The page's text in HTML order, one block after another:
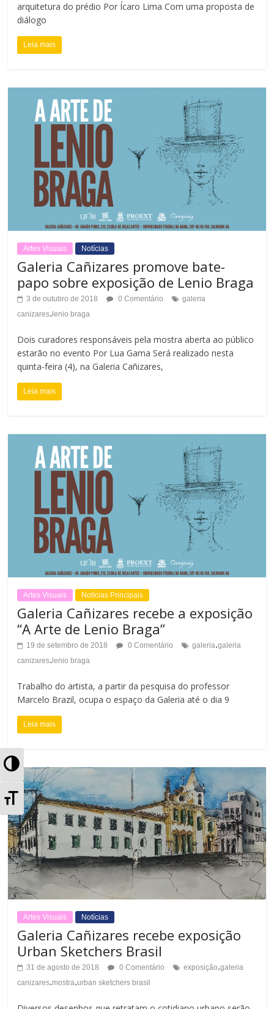
A
t
e
r
n
A
t
e
r
arquitetura do prédio Por Ícaro Lima Com uma proposta de
diálogo
Leia mais
Artes Visuais Notícias
Galeria Cañizares promove bate-
papo sobre exposição de Lenio Braga
3 de outubro de 2018 0 Comentário
galeria
canizares. lenio braga
Dois curadores responsáveis pela mostra aberta ao público
estarão no evento Por Lua Gama Será realizado nesta
quinta-feira (4), na Galeria Cañizares,
Leia mais
Artes Visuais Notícias Principais
Galeria Cañizares recebe a exposição
“A Arte de Lenio Braga”
19 de setembro de 2018 0 Comentário galeria.galeria
canizares. lenio braga
Trabalho do artista, a partir da pesquisa do professor
Marcelo Brazil, ocupa o espaço da Galeria até o dia 9
Leia mais
Artes Visuais Notícias
Galeria Cañizares recebe exposição
Urban Sketchers Brasil
31 de agosto de 2018 0 Comentário exposição.galeria
canizares.mostra.urban sketchers brasil